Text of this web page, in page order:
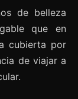
de belleza
que en
cubierta por
de viajar a